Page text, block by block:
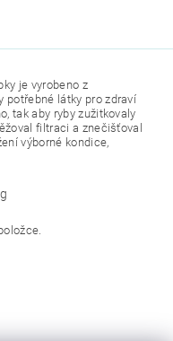
je vyrobeno z
potřebné látky pro zdraví
tak aby ryby zužitkovaly
filtraci a znečišťoval
výborné kondice,